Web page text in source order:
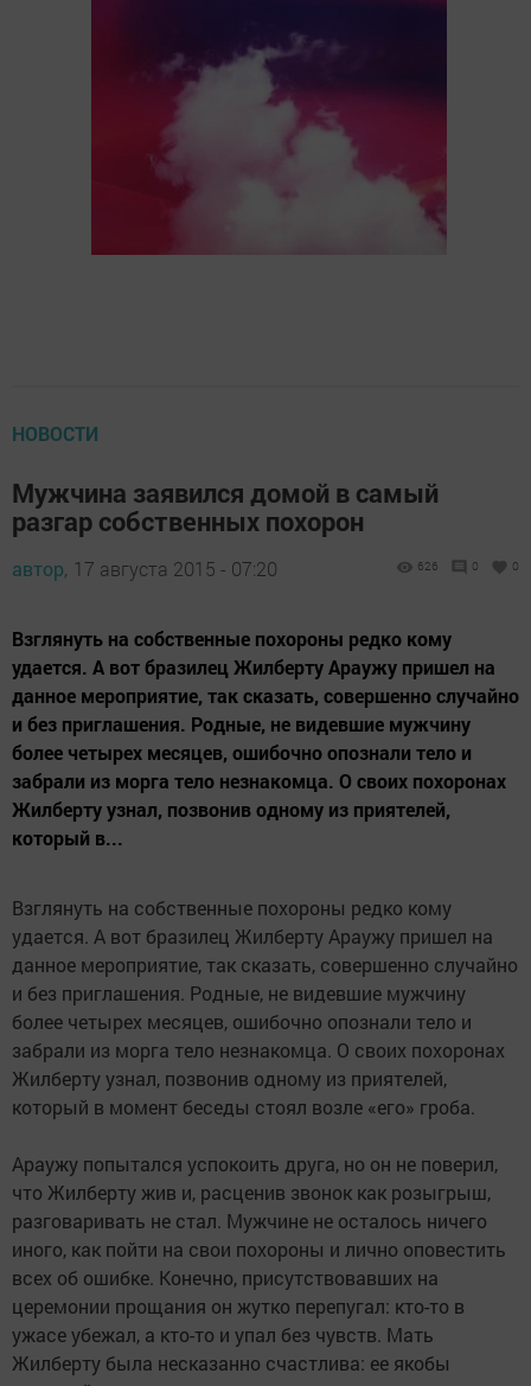
НОВОСТИ
Мужчина заявился домой в самый
разгар собственных похорон
автор, 17 августа 2015 - 07:20 626 0 0
Взглянуть на собственные похороны редко кому
удается. А вот бразилец Жилберту Араужу пришел на
данное мероприятие, так сказать, совершенно случайно
и без приглашения. Родные, не видевшие мужчину
более четырех месяцев, ошибочно опознали тело и
забрали из морга тело незнакомца. О своих похоронах
Жилберту узнал, позвонив одному из приятелей,
который в...
Взглянуть на собственные похороны редко кому
удается. А вот бразилец Жилберту Араужу пришел на
данное мероприятие, так сказать, совершенно случайно
и без приглашения. Родные, не видевшие мужчину
более четырех месяцев, ошибочно опознали тело и
забрали из морга тело незнакомца. О своих похоронах
Жилберту узнал, позвонив одному из приятелей,
который в момент беседы стоял возле «его» гроба.
Араужу попытался успокоить друга, но он не поверил,
что Жилберту жив и, расценив звонок как розыгрыш,
разговаривать не стал. Мужчине не осталось ничего
иного, как пойти на свои похороны и лично оповестить
всех об ошибке. Конечно, присутствовавших на
церемонии прощания он жутко перепугал: кто-то в
ужасе убежал, а кто-то и упал без чувств. Мать
Жилберту была несказанно счастлива: ее якобы